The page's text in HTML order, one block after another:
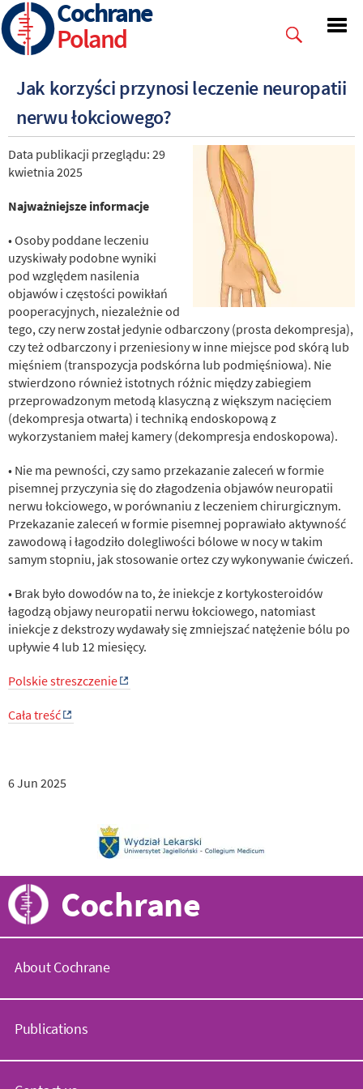
Skip
to
main
Cochrane
Poland
Jak korzyści przynosi leczenie neuropatii
nerwu łokciowego?
Data publikacji przeglądu: 29
kwietnia 2025
Najważniejsze informacje
• Osoby poddane leczeniu
uzyskiwały podobne wyniki
pod względem nasilenia
objawów i częstości powikłań
pooperacyjnych, niezależnie od
tego, czy nerw został jedynie odbarczony (prosta dekompresja),
czy też odbarczony i przeniesiony w inne miejsce pod skórą lub
mięśniem (transpozycja podskórna lub podmięśniowa). Nie
stwierdzono również istotnych różnic między zabiegiem
przeprowadzonym metodą klasyczną z większym nacięciem
(dekompresja otwarta) i techniką endoskopową z
wykorzystaniem małej kamery (dekompresja endoskopowa).
• Nie ma pewności, czy samo przekazanie zaleceń w formie
pisemnej przyczynia się do złagodzenia objawów neuropatii
nerwu łokciowego, w porównaniu z leczeniem chirurgicznym.
Przekazanie zaleceń w formie pisemnej poprawiało aktywność
zawodową i łagodziło dolegliwości bólowe w nocy w takim
samym stopniu, jak stosowanie ortez czy wykonywanie ćwiczeń.
• Brak było dowodów na to, że iniekcje z kortykosteroidów
łagodzą objawy neuropatii nerwu łokciowego, natomiast
iniekcje z dekstrozy wydawały się zmniejszać natężenie bólu po
upływie 4 lub 12 miesięcy.
Polskie streszczenie
Cała treść
6 Jun 2025
Cochrane
About Cochrane
o
h
a
Publications